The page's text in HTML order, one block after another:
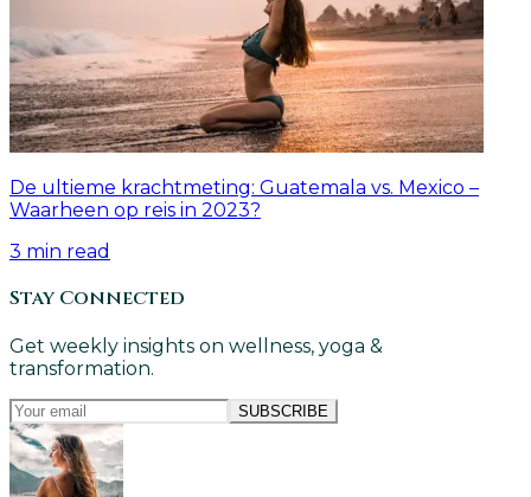
De ultieme krachtmeting: Guatemala vs. Mexico –
Waarheen op reis in 2023?
3 min read
Stay Connected
Get weekly insights on wellness, yoga &
transformation.
SUBSCRIBE